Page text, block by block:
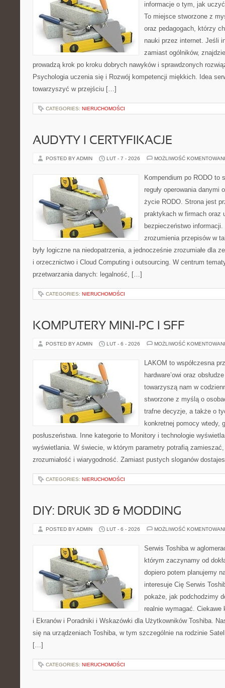
informacje o tym, jak
To miejsce stworzone z
oraz pedagogach, którzy
nauki przez internet. Jeśli
zamiast ogólników,
prowadzą krok po kroku dobrych nawyków i sprawdzonych
Psychologia uczenia się i Rozwój kompetencji miękkich. Idea
towarzyszyć w przejściu […]
CATEGORIES: NIERUCHOMOŚCI
AUDYTY I CERTYFIKACJE
POSTED BY ADMIN LUT - 7 - 2026 MOŻLIWOŚĆ
Kompendium po RODO to
reguły operowania danymi
życie RODO. Strona jest
praktykach w firmach oraz
bezpieczeństwo informacji.
zrozumienia przepisów w
były logiczne na niedopatrzenia, a jednocześnie zrozumiałe dla
i orzecznictwo i Cloud Computing i outsourcing. W centrum
przetwarzania danych: legalność, […]
CATEGORIES: NIERUCHOMOŚCI
KOMPUTERY MINI-PC I SFF
POSTED BY ADMIN LUT - 6 - 2026 MOŻLIWOŚĆ
LAKOM to współczesna
hardware’owi oraz
towarzyszą nam w
stworzone z myślą o
trafne decyzje, a także o
konkretnej pomocy wtedy,
posłuszeństwa. Inne kategorie to Monitory i technologie
wyświetlania. W świecie, w którym parametry potrafią
zrozumiałość i wiarygodność. Zamiast pustych sloganów
CATEGORIES: NIERUCHOMOŚCI
DIY: DRUK 3D & MODDING
POSTED BY ADMIN LUT - 6 - 2026 MOŻLIWOŚĆ
Serwis Toshiba w
którym zaczynamy od
dopiero potem planujemy
interesuje Cię Serwis
pokaże, jak podchodzimy
realnie wymagać. Ciekawe
i Ekranów i Poradniki i Wskazówki dla Użytkowników Toshiba.
się na urządzeniach Toshiba, w tym szczególnie na rodzinie
[…]
CATEGORIES: NIERUCHOMOŚCI